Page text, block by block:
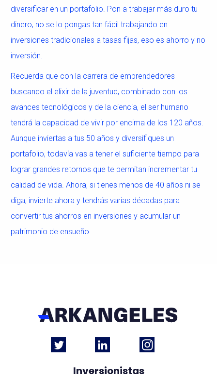
diversificar en un portafolio. Pon a trabajar más duro tu
dinero, no se lo pongas tan fácil trabajando en
inversiones tradicionales a tasas fijas, eso es ahorro y no
inversión.
Recuerda que con la carrera de emprendedores
buscando el elixir de la juventud, combinado con los
avances tecnológicos y de la ciencia, el ser humano
tendrá la capacidad de vivir por encima de los 120 años.
Aunque inviertas a tus 50 años y diversifiques un
portafolio, todavía vas a tener el suficiente tiempo para
lograr grandes retornos que te permitan incrementar tu
calidad de vida. Ahora, si tienes menos de 40 años ni se
diga, invierte ahora y tendrás varias décadas para
convertir tus ahorros en inversiones y acumular un
patrimonio de ensueño.
Inversionistas